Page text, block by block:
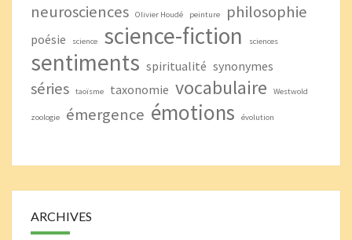
neurosciences Olivier Houdé peinture philosophie
poésie science science-fiction sciences
sentiments spiritualité synonymes
séries taoïsme taxonomie vocabulaire Westwold
zoologie émergence émotions évolution
ARCHIVES